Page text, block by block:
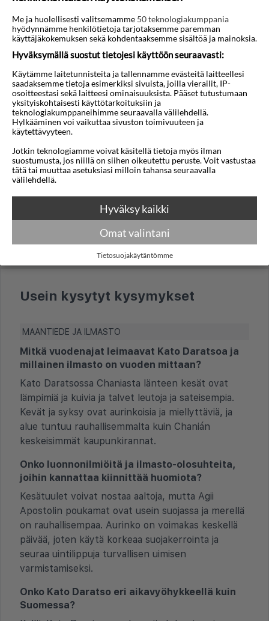
Sissi Siteía
Usein kysytyt kysymykset
MAANTIEDE JA ILMASTO
Mitkä vuodenajat leimaavat Kato Daratsoa ja
millainen ilmasto on vuoden mittaan?
Kato Daratsossa Chaniasta länteen kesät ovat
lämpimiä ja kuivia ja talvet leutoja ja sateisempia.
Kevät ja syksy ovat aurinkoisia ja miellyttäviä, ja
alue tuntuu rauhallisemmalta kuin Chanián
keskeisimmät kaupunkirannat.
Onko luonnonilmiöitä ja ilmasto-olosuhteita,
joihin kannattaa kiinnittää huomiota?
Kesätuulet voivat nostaa aaltoja, mutta Agii
Apostolin poukamat ovat usein suojassa ja merellä
on rauhallisempaa. Aurinko on voimakas keskellä
päivää, joten käytä korkeaa suojakerrointa ja
seuraa uintilippuja turvallisen uimisen
varmistamiseksi.
Onko Kato Daratso eri aikavyöhykkeellä kuin
Suomessa?
Me ja huolellisesti valitsemamme 50 teknologiakumppania
hyödynnämme henkilötietoja tarjotaksemme paremman
käyttäjäkokemuksen sekä kohdentaaksemme sisältöä ja mainoksia.
Hyväksymällä suostut tietojesi käyttöön seuraavasti:
Käytämme laitetunnisteita ja tallennamme evästeitä laitteellesi
saadaksemme tietoja esimerkiksi sivuista, joilla vierailit, IP-
osoitteestasi sekä laitteesi ominaisuuksista. Pääset tutustumaan
yksityiskohtaisesti käyttötarkoituksiin ja
teknologiakumppaneihimme seuraavalla välilehdellä.
Hylkääminen voi vaikuttaa sivuston toimivuuteen ja
käytettävyyteen.
Jotkin teknologiamme voivat käsitellä tietoja myös ilman
suostumusta, jos niillä on siihen oikeutettu peruste. Voit vastustaa
tätä tai muuttaa asetuksiasi milloin tahansa seuraavalla
välilehdellä.
Hyväksy kaikki
Omat valintani
Tietosuojakäytäntömme